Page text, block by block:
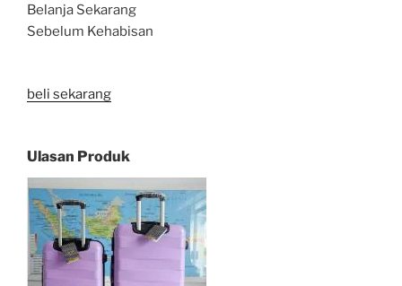
Belanja Sekarang
Sebelum Kehabisan
beli sekarang
Ulasan Produk